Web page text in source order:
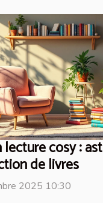
lecture cosy :
de livres
2025 10:30